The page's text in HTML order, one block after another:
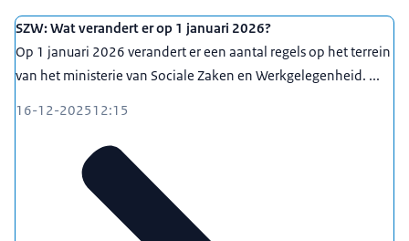
SZW: Wat verandert er op 1 januari 2026?
Op 1 januari 2026 verandert er een aantal regels op het terrein
van het ministerie van Sociale Zaken en Werkgelegenheid. ...
16-12-202512:15